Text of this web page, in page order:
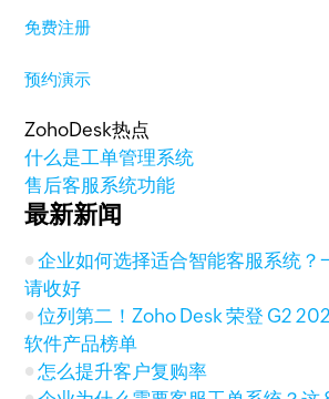
免费注册
预约演示
ZohoDesk热点
什么是工单管理系统
售后客服系统功能
最新新闻
企业如何选择适合智能客服系统？
请收好
位列第二！Zoho Desk 荣登 G2
软件产品榜单
怎么提升客户复购率